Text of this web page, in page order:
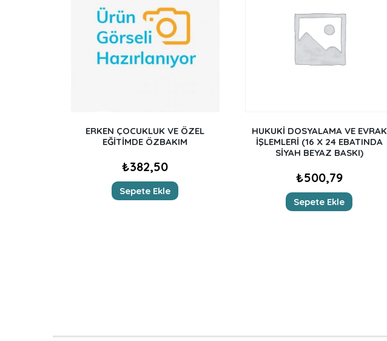
ERKEN ÇOCUKLUK VE ÖZEL
EĞİTİMDE ÖZBAKIM
₺382,50
Sepete Ekle
HUKUKİ DOSYALAMA VE EVRAK
İŞLEMLERİ (16 X 24 EBATINDA
SİYAH BEYAZ BASKI)
₺500,79
Sepete Ekle